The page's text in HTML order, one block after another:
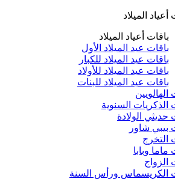
أعياد الميلاد
باقات أعياد الميلاد
باقات عيد الميلاد الأول
باقات عيد الميلاد للكبار
باقات عيد الميلاد للأولاد
باقات عيد الميلاد للبنات
الهالويين
الذكريات السنوية
حديثي الولادة
بيبي شاور
التخرج
ماما وبابا
الزواج
الكريسماس ورأس السنة